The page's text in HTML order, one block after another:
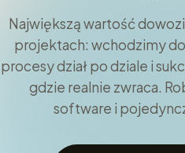
Największą wartość
projektach: wchodzimy
procesy dział po dziale i
gdzie realnie zwraca.
software i